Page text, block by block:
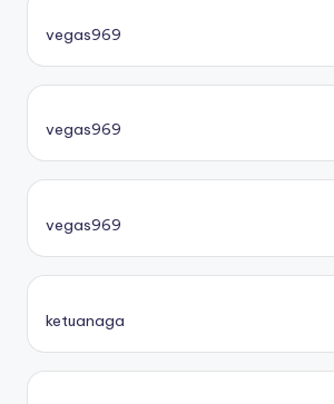
vegas969
vegas969
vegas969
ketuanaga